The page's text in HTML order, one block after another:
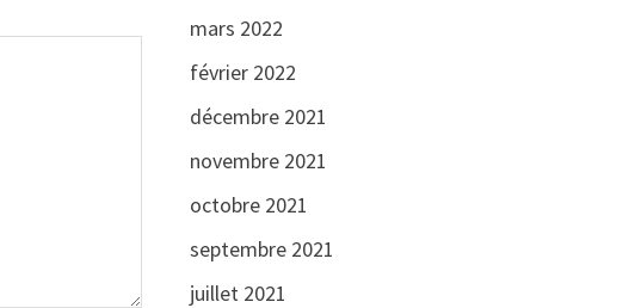
mars 2022
février 2022
décembre 2021
novembre 2021
octobre 2021
septembre 2021
juillet 2021